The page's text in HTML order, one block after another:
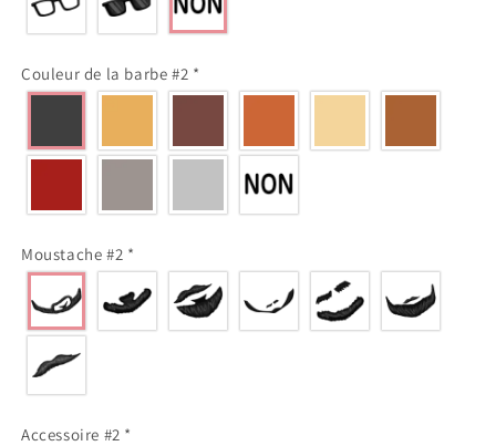
Couleur de la barbe #2 *
Moustache #2 *
Accessoire #2 *